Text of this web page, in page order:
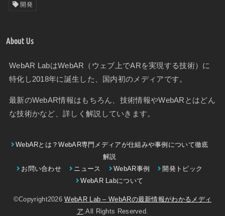
開発
About Us
WebAR LabはWebAR（ウェブ上でARを実現する技術）に
特化し2018年に誕生した、国内初のメディアです。
最新のWebAR情報はもちろん、技術情報やWebARとはどん
な技術かなど、詳しく解説していきます。
WebARとは？WebAR専門メディアが仕組みや事例について徹底
解説
お問い合わせ
ニュース WebAR事例
開発トピック
WebAR Labについて
©Copyright2026WebAR Lab – WebARの最新情報がわかるメディ
ア.All Rights Reserved.